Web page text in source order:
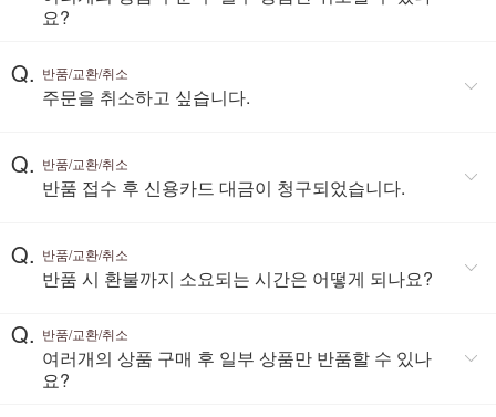
요?
Q. 반품/교환/취소
주문을 취소하고 싶습니다.
Q. 반품/교환/취소
반품 접수 후 신용카드 대금이 청구되었습니다.
Q. 반품/교환/취소
반품 시 환불까지 소요되는 시간은 어떻게 되나요?
Q. 반품/교환/취소
여러개의 상품 구매 후 일부 상품만 반품할 수 있나
요?